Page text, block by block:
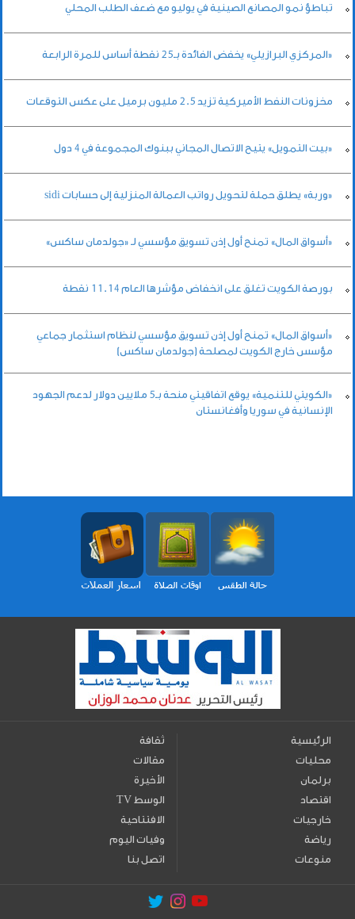
تباطؤ نمو المصانع الصينية في يوليو مع ضعف الطلب المحلي
«المركزي البرازيلي» يخفض الفائدة بـ25 نقطة أساس للمرة الرابعة
مخزونات النفط الأميركية تزيد 2.5 مليون برميل على عكس التوقعات
«بيت التمويل» يتيح الاتصال المجاني ببنوك المجموعة في 4 دول
«وربة» يطلق حملة لتحويل رواتب العمالة المنزلية إلى حسابات sidi
«أسواق المال» تمنح أول إذن تسويق مؤسسي لـ «جولدمان ساكس»
بورصة الكويت تغلق على انخفاض مؤشرها العام 11.14 نقطة
«أسواق المال» تمنح أول إذن تسويق مؤسسي لنظام استثمار جماعي
مؤسس خارج الكويت لمصلحة (جولدمان ساكس)
«الكويتي للتنمية» يوقع اتفاقيتي منحة بـ5 ملايين دولار لدعم الجهود
الإنسانية في سوريا وأفغانستان
الرئيسية
محليات
برلمان
اقتصاد
خارجيات
رياضة
منوعات
ثقافة
مقالات
الأخيرة
TV الوسط
الافتتاحية
وفيات اليوم
اتصل بنا